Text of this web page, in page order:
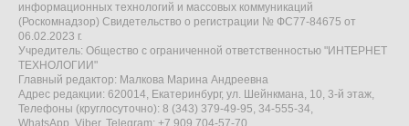
информационных технологий и массовых коммуникаций
(Роскомнадзор) Свидетельство о регистрации № ФС77-84675 от
06.02.2023 г.
Учредитель: Общество с ограниченной ответственностью "ИНТЕРНЕТ
ТЕХНОЛОГИИ"
Главный редактор: Малкова Марина Андреевна
Адрес редакции: 620014, Екатеринбург, ул. Шейнкмана, 10, 3-й этаж,
Телефоны (круглосуточно): 8 (343) 379-49-95, 34-555-34,
WhatsApp, Viber, Telegram: +7 909 704-57-70